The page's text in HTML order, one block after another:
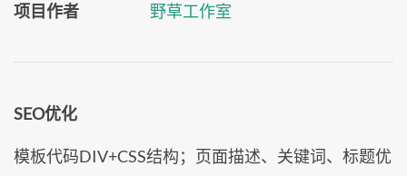
项目作者 野草工作室
SEO优化
模板代码DIV+CSS结构；页面描述、关键词、标题优